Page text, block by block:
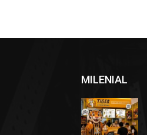
MILENIAL